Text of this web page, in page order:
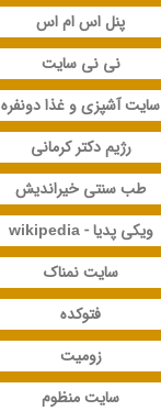
پنل اس ام اس
نی نی سایت
سایت آشپزی و غذا دونفره
رژیم دکتر کرمانی
طب سنتی خیراندیش
ویکی پدیا - wikipedia
سایت نمناک
فتوکده
زومیت
سایت منظوم